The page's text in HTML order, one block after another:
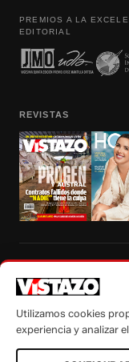
PREMIOS A LA
EDITORIAL
REVISTAS
autorización escrita de su
Utilizamos cookies
experiencia y analizar